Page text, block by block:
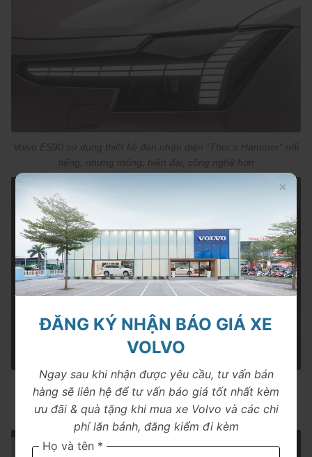
Volvo ES90 sử dụng thiết kế đèn nhận diện “Thor’s Hammer” nổi
tiếng, nhưng mỏng, hiện đại, công nghệ hơn
Volvo ES90 sở hữu chiều dài tổng thể 5 mét, chiều dài cơ sở 3,1
mét. Phần mui xe vuốt dài theo phong cách fastback coupe, tạo
nên dáng xe liền mạch và thanh thoát
ĐĂNG KÝ NHẬN BÁO GIÁ XE
VOLVO
Ngay sau khi nhận được yêu cầu, tư vấn bán
hàng sẽ liên hệ để tư vấn báo giá tốt nhất kèm
ưu đãi & quà tặng khi mua xe Volvo và các chi
phí lăn bánh, đăng kiểm đi kèm
Họ và tên *